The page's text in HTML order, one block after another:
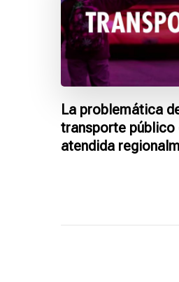
La problemática
transporte público
atendida